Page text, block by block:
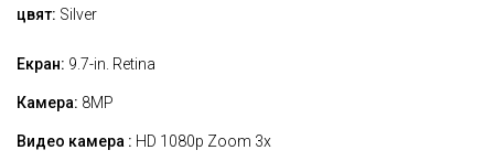
цвят: Silver
Екран: 9.7-in. Retina
Камера: 8MP
Видео камера : HD 1080p Zoom 3x